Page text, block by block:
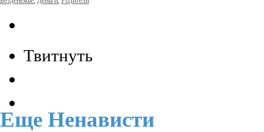
Твитнуть
Еще Ненависти